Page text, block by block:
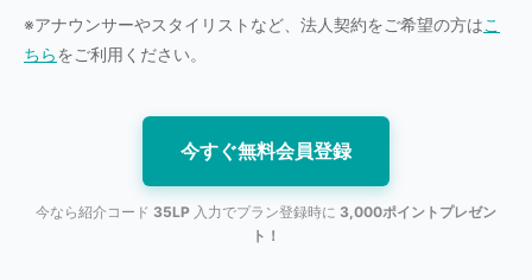
※アナウンサーやスタイリストなど、法人契約をご希望の方はこ
ちらをご利用ください。
今すぐ無料会員登録
今なら紹介コード 35LP 入力でプラン登録時に 3,000ポイントプレゼン
ト！